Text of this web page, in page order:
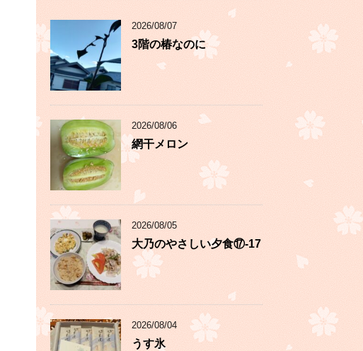
2026/08/07
3階の椿なのに
2026/08/06
網干メロン
2026/08/05
大乃のやさしい夕食⑰-17
2026/08/04
うす氷